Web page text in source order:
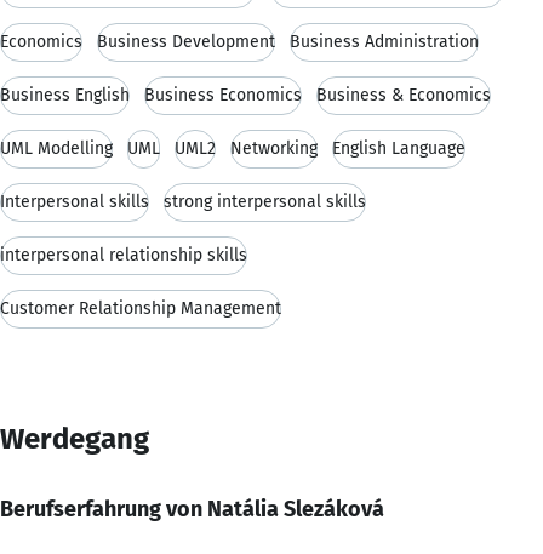
Economics Business Development Business Administration
Business English Business Economics Business & Economics
UML Modelling UML UML2 Networking English Language
Interpersonal skills strong interpersonal skills
interpersonal relationship skills
Customer Relationship Management
Werdegang
Berufserfahrung von Natália Slezáková